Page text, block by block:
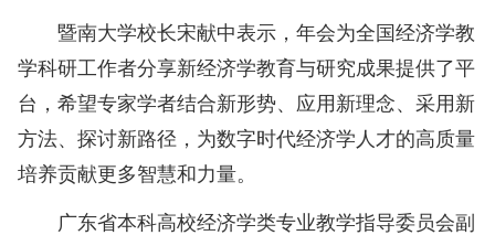
暨南大学校长宋献中表示，年会为全国经济学教
学科研工作者分享新经济学教育与研究成果提供了平
台，希望专家学者结合新形势、应用新理念、采用新
方法、探讨新路径，为数字时代经济学人才的高质量
培养贡献更多智慧和力量。
广东省本科高校经济学类专业教学指导委员会副